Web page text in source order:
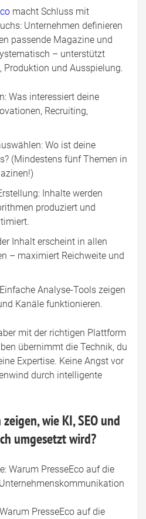
macht Schluss mit
Unternehmen definieren
passende Magazine und
– unterstützt
Produktion und Ausspielung.
Was interessiert deine
Recruiting,
Wo ist deine
(Mindestens fünf Themen in
Inhalte werden
produziert und
Inhalt erscheint in allen
– maximiert Reichweite und
Analyse-Tools zeigen
Kanäle funktionieren.
mit der richtigen Plattform
übernimmt die Technik, du
Expertise. Keine Angst vor
durch intelligente
wie KI, SEO und
umgesetzt wird?
PresseEco auf die